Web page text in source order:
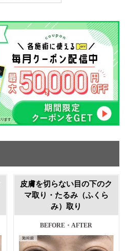
皮膚を切らない目の下のク
マ取り・たるみ（ふくら
み）取り
施術前・1ヶ月後